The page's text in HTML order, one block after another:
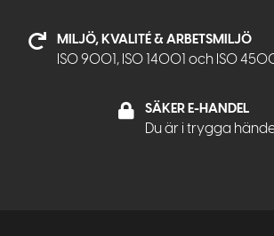
MILJÖ, KVALITÉ & ARBETSMILJÖ
ISO 9001, ISO 14001 och ISO
SÄKER E-HANDEL
Du är i trygga